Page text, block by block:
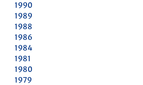
1990
1989
1988
1986
1984
1981
1980
1979